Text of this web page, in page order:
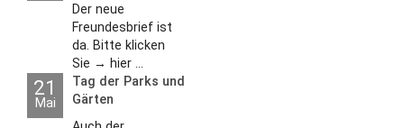
Der neue
Freundesbrief ist
da. Bitte klicken
Sie → hier ...
21
Mai
Tag der Parks und
Gärten